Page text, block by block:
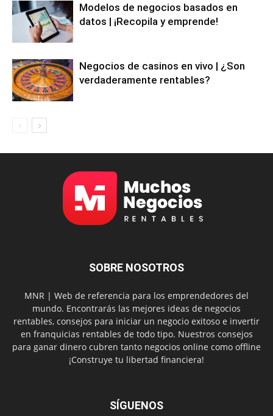
Modelos de negocios basados en
datos | ¡Recopila y emprende!
Negocios de casinos en vivo | ¿Son
verdaderamente rentables?
SOBRE NOSOTROS
MNR | Web de referencia para los emprendedores del
mundo. Encontrarás las mejores ideas de negocios
rentables, consejos para iniciar un negocio exitoso e invertir
en franquicias rentables de todo tipo. Nuestros consejos
para ganar dinero cubren tanto negocios online como offline
¡Construye tu libertad financiera!
SÍGUENOS